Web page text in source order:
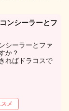
ンシーラーとフ
シーラーとファ
か？
ればドラコスで
メ